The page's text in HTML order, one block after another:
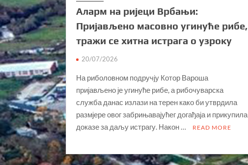
Аларм на ријеци Врбањи:
Пријављено масовно угинуће рибе,
тражи се хитна истрага о узроку
20/07/2026
На риболовном подручју Котор Вароша
пријављено је угинуће рибе, а рибочуварска
служба данас излази на терен како би утврдила
размјере овог забрињавајућег догађаја и прикупила
доказе за даљу истрагу. Након …
READ MORE